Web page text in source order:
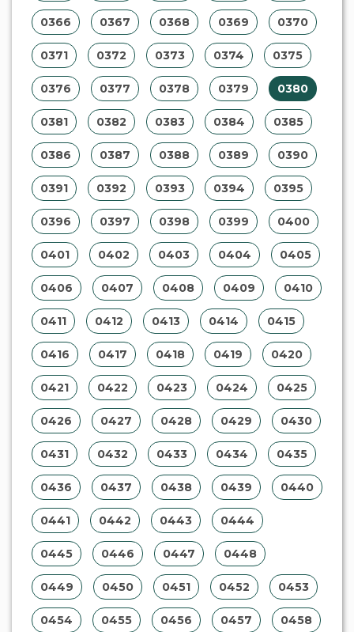
0366 0367 0368 0369 0370
0371 0372 0373 0374 0375
0376 0377 0378 0379 0380
0381 0382 0383 0384 0385
0386 0387 0388 0389 0390
0391 0392 0393 0394 0395
0396 0397 0398 0399 0400
0401 0402 0403 0404 0405
0406 0407 0408 0409 0410
0411 0412 0413 0414 0415
0416 0417 0418 0419 0420
0421 0422 0423 0424 0425
0426 0427 0428 0429 0430
0431 0432 0433 0434 0435
0436 0437 0438 0439 0440
0441 0442 0443 0444
0445 0446 0447 0448
0449 0450 0451 0452 0453
0454 0455 0456 0457 0458